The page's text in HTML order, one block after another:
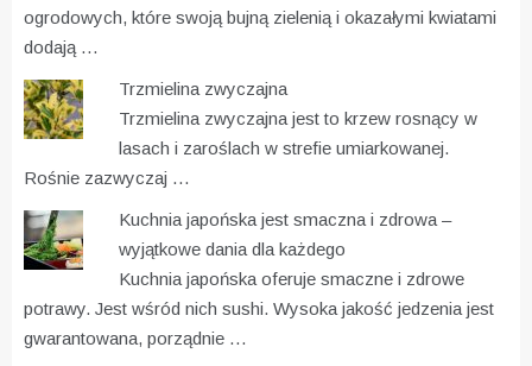
ogrodowych, które swoją bujną zielenią i okazałymi kwiatami
dodają …
Trzmielina zwyczajna
Trzmielina zwyczajna jest to krzew rosnący w
lasach i zaroślach w strefie umiarkowanej.
Rośnie zazwyczaj …
Kuchnia japońska jest smaczna i zdrowa –
wyjątkowe dania dla każdego
Kuchnia japońska oferuje smaczne i zdrowe
potrawy. Jest wśród nich sushi. Wysoka jakość jedzenia jest
gwarantowana, porządnie …